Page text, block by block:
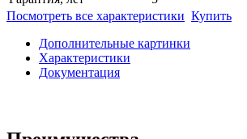
Посмотреть все характеристики Купить
Дополнительные картинки
Характеристики
Документация